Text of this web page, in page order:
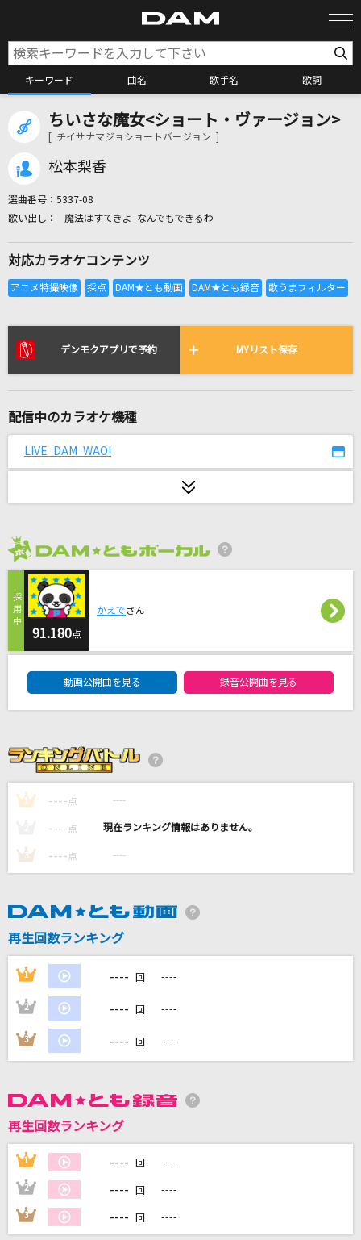
キーワード 曲名 歌手名 歌詞
カラオケ検索
全国りれき
Kobo Kanaeru
UNISON SQUARE GARDEN
丸の内サディスティック
椎名林檎
才悩人応援歌
BUMP OF CHICKEN
会いたくて 会いたくて
西野カナ
乃木坂46
センチメンタル・キス(Acoustic ver.)
君は僕のもの
いつかこの涙が
Little Glee Monster
もっと見る
カラオケ最新情報をチェック！
DAMに会員登録・ログインして
カラオケをもっと楽しもう！
自宅でカラオケ歌い放題！
ちいさな魔女<ショート・ヴァージョン>
[ チイサナマジョショートバージョン ]
松本梨香
選曲番号： 5337-08
魔法はすてきよ なんでもできるわ
対応カラオケコンテンツ
デンモクアプリで予約 MYリスト保存
配信中のカラオケ機種
LIVE DAM WAO!
91.180点
かえでさん
動画公開曲を見る 録音公開曲を見る
1 ---- 点 ----
---- 点 ----
3 ---- 点 ----
再生回数ランキング
1 ---- 回 ----
2 ---- 回 ----
3 ---- 回 ----
再生回数ランキング
1 ---- 回 ----
2 ---- 回 ----
3 ---- 回 ----